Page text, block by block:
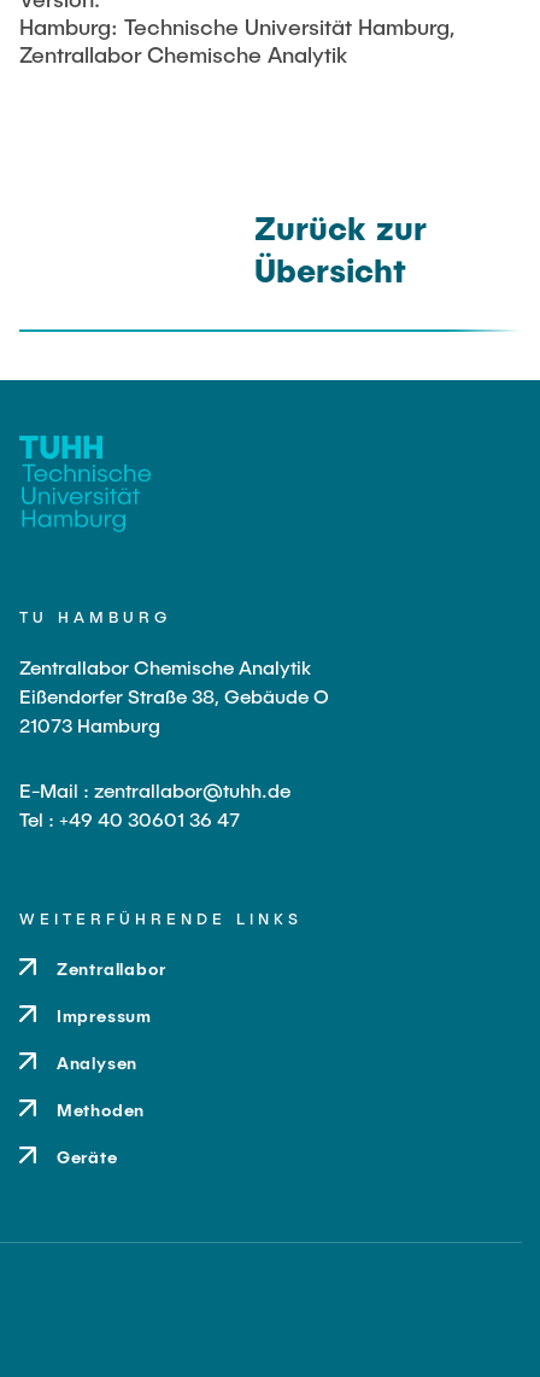
Hamburg: Technische Universität Hamburg,
Zentrallabor Chemische Analytik
Zurück zur
Übersicht
TU HAMBURG
Zentrallabor Chemische Analytik
Eißendorfer Straße 38, Gebäude O
21073 Hamburg
E-Mail : zentrallabor@tuhh.de
Tel : +49 40 30601 36 47
WEITERFÜHRENDE LINKS
Zentrallabor
Impressum
Analysen
Methoden
Geräte